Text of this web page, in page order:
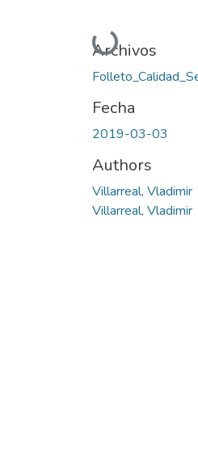
Cargando...
Archivos
Fecha
2019-03-03
Authors
Villarreal, Vladimir
Villarreal, Vladimir